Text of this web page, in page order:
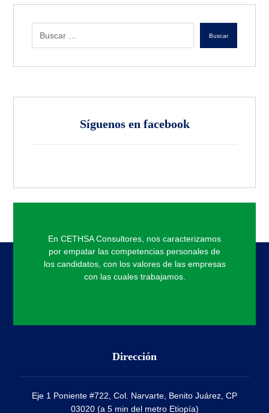
Buscar
Síguenos en facebook
En CETHSA Consultores, nos caracterizamos
por empatar las competencias personales de
los candidatos, con los valores de las empresas
con las cuales trabajamos.
Dirección
Eje 1 Poniente #722, Col. Narvarte, Benito Juárez, CP
03020 (a 5 min del metro Etiopía)